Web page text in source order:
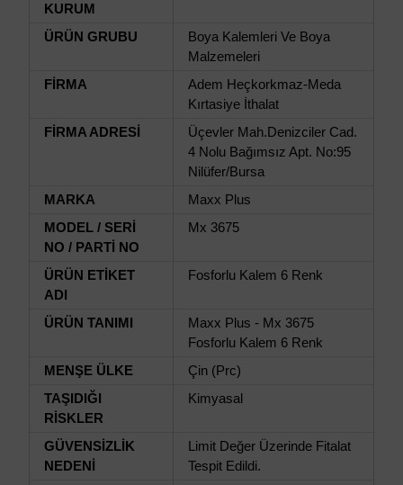
KURUM
ÜRÜN GRUBU
Boya Kalemleri Ve Boya
Malzemeleri
FİRMA
Adem Heçkorkmaz-Meda
Kırtasiye İthalat
FİRMA ADRESİ
Üçevler Mah.Denizciler Cad.
4 Nolu Bağımsız Apt. No:95
Nilüfer/Bursa
MARKA
Maxx Plus
MODEL / SERİ
NO / PARTİ NO
Mx 3675
ÜRÜN ETİKET
ADI
Fosforlu Kalem 6 Renk
ÜRÜN TANIMI
Maxx Plus - Mx 3675
Fosforlu Kalem 6 Renk
MENŞE ÜLKE
Çin (Prc)
TAŞIDIĞI
RİSKLER
Kimyasal
GÜVENSİZLİK
NEDENİ
Limit Değer Üzerinde Fitalat
Tespit Edildi.